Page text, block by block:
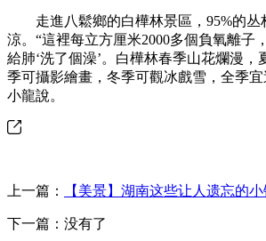
走進八鬆鄉的白樺林景區，95%的丛
涼。“這裡每立方厘米2000多個負氧離子
給肺‘洗了個澡’。白樺林春季山花爛漫，
季可攝影繪畫，冬季可觀冰戲雪，全季
小龍說。
上一篇： 【美景】湖南这些让人遗忘的
下一篇：没有了